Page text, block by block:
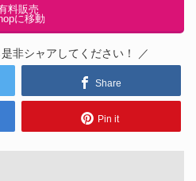
料販売
に移動
非シャアしてください！ ／
Share
Pin it